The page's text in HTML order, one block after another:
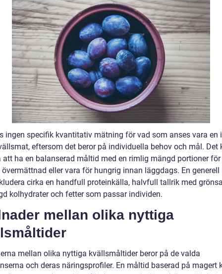
ingen specifik kvantitativ mätning för vad som anses vara en
eftersom det beror på individuella behov och mål. Det
att ha en balanserad måltid med en rimlig mängd portioner
eller vara för hungrig innan läggdags. En
cirka en handfull proteinkälla, halvfull tallrik med
kolhydrater och fetter som passar individen.
mellan olika nyttiga
mellan olika nyttiga kvällsmåltider beror på de valda
och deras näringsprofiler. En måltid baserad på magert